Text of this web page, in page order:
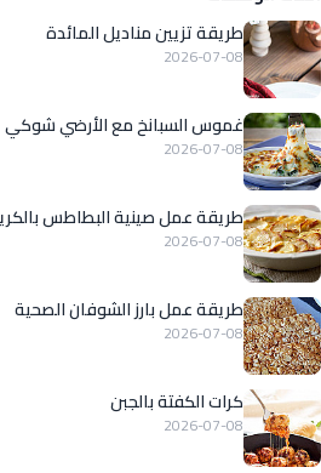
طريقة تزيين مناديل المائدة
2026-07-08
غموس السبانخ مع الأرضي شوكي
2026-07-08
طريقة عمل صينية البطاطس
2026-07-08
طريقة عمل بارز الشوفان الصحية
2026-07-08
كرات الكفتة بالجبن
2026-07-08